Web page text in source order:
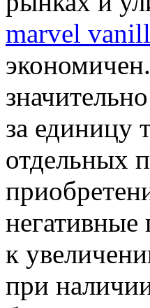
marvel
за единицу
отдельных
к
при